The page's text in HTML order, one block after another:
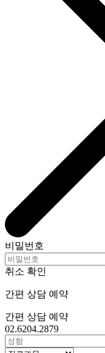
비밀번호
취소 확인
간편 상담 예약
간편 상담 예약
02.6204.2879